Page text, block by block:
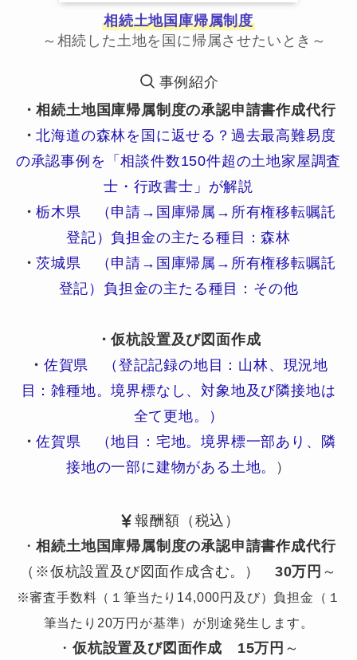
相続土地国庫帰属制度
～相続した土地を国に帰属させたいとき～
事例紹介
・相続土地国庫帰属制度の承認申請書作成代行
・北海道の森林を国に返せる？過去最高難易度
の承認事例を「相談件数150件超の土地家屋調査
士・行政書士」が解説
・栃木県 （申請→国庫帰属→所有権移転嘱託
登記）負担金の主たる種目：森林
・茨城県 （申請→国庫帰属→所有権移転嘱託
登記）負担金の主たる種目：その他
・仮杭設置及び図面作成
・ 佐賀県 （登記記録の地目：山林、現況地
目：雑種地。境界標なし、対象地及び隣接地は
全て更地。）
・佐賀県 （地目：宅地。境界標一部あり、隣
接地の一部に建物がある土地。
）
報酬額（税込）
・相続土地国庫帰属制度の承認申請書作成代行
（※仮杭設置及び図面作成含む。） 30万円 ～
※審査手数料（１筆当たり14,000円及び）負担金（１
筆当たり20万円が基準）が別途発生します。
・ 仮杭設置及び図面作成 15万円 ～